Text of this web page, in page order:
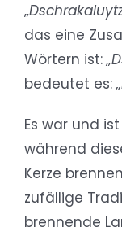
„
das eine
Wörtern ist:
bedeutet es:
Es war und
während
Kerze
zufällige
brennende